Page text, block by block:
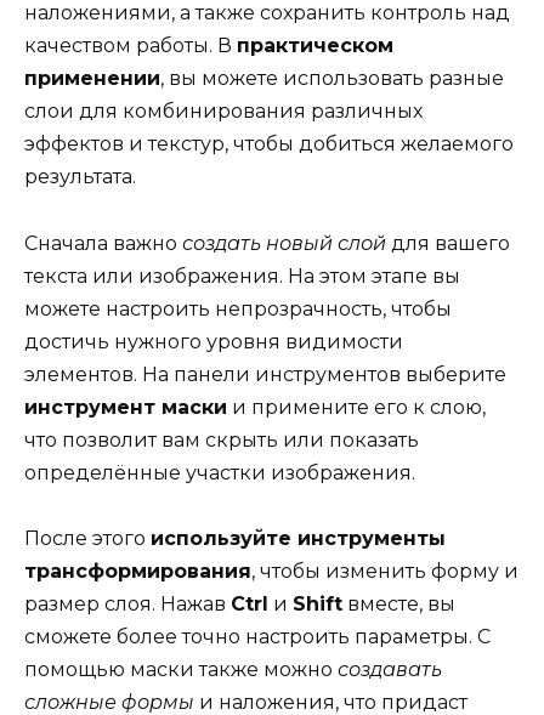
наложениями, а также сохранить контроль над
качеством работы. В практическом
применении, вы можете использовать разные
слои для комбинирования различных
эффектов и текстур, чтобы добиться желаемого
результата.
Сначала важно создать новый слой для вашего
текста или изображения. На этом этапе вы
можете настроить непрозрачность, чтобы
достичь нужного уровня видимости
элементов. На панели инструментов выберите
инструмент маски и примените его к слою,
что позволит вам скрыть или показать
определённые участки изображения.
После этого используйте инструменты
трансформирования, чтобы изменить форму и
размер слоя. Нажав Ctrl и Shift вместе, вы
сможете более точно настроить параметры. С
помощью маски также можно создавать
сложные формы и наложения, что придаст